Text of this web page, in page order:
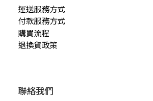
運送服務方式
付款服務方式
購買流程
退換貨政策
聯絡我們